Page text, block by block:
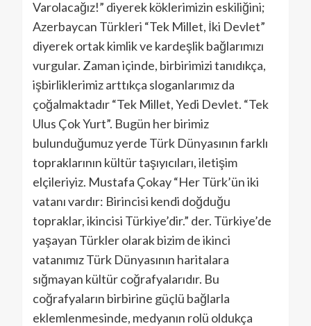
Varolacağız!” diyerek köklerimizin eskiliğini;
Azerbaycan Türkleri “Tek Millet, İki Devlet”
diyerek ortak kimlik ve kardeşlik bağlarımızı
vurgular. Zaman içinde, birbirimizi tanıdıkça,
işbirliklerimiz arttıkça sloganlarımız da
çoğalmaktadır “Tek Millet, Yedi Devlet. “Tek
Ulus Çok Yurt”. Bugün her birimiz
bulunduğumuz yerde Türk Dünyasının farklı
topraklarının kültür taşıyıcıları, iletişim
elçileriyiz. Mustafa Çokay “Her Türk’ün iki
vatanı vardır: Birincisi kendi doğduğu
topraklar, ikincisi Türkiye’dir.” der. Türkiye’de
yaşayan Türkler olarak bizim de ikinci
vatanımız Türk Dünyasının haritalara
sığmayan kültür coğrafyalarıdır. Bu
coğrafyaların birbirine güçlü bağlarla
eklemlenmesinde, medyanın rolü oldukça